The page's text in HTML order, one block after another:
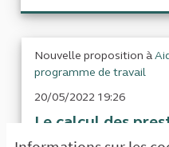
Nouvelle proposition à
programme de travail
20/05/2022 19:26
Le calcul des
concerne mon sujet